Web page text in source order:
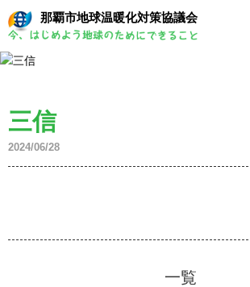
那覇市地球温暖化対策協議会
三信
2024/06/28
一覧